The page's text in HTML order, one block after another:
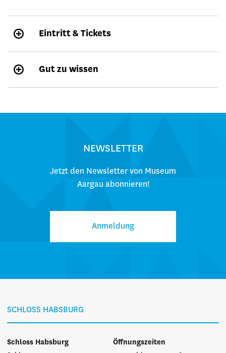
Eintritt & Tickets
Gut zu wissen
NEWSLETTER
Jetzt den Newsletter von Museum
Aargau abonnieren!
Anmeldung
SCHLOSS HABSBURG
Schloss Habsburg
Öffnungszeiten